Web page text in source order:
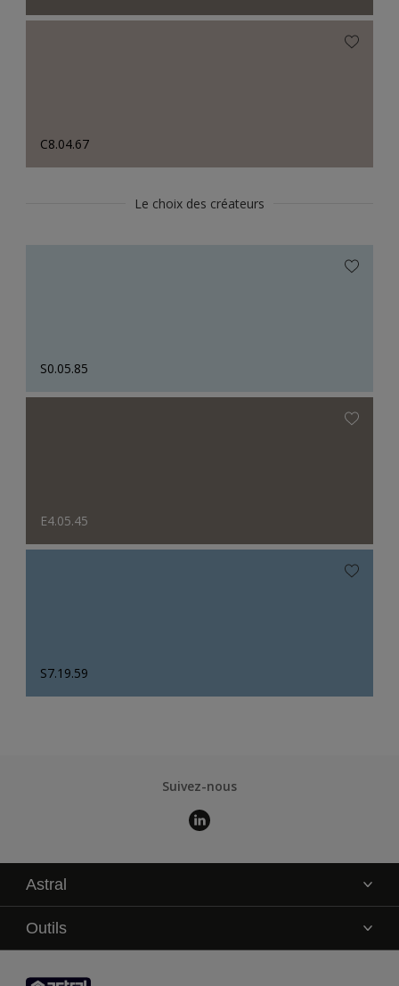
C8.04.67
Le choix des créateurs
S0.05.85
E4.05.45
S7.19.59
Suivez-nous
Astral
La marque
Service technique
Contact
Outils